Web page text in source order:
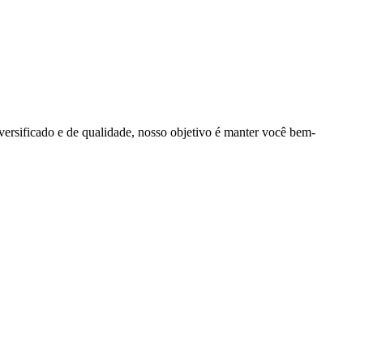
e de qualidade, nosso objetivo é manter você bem-